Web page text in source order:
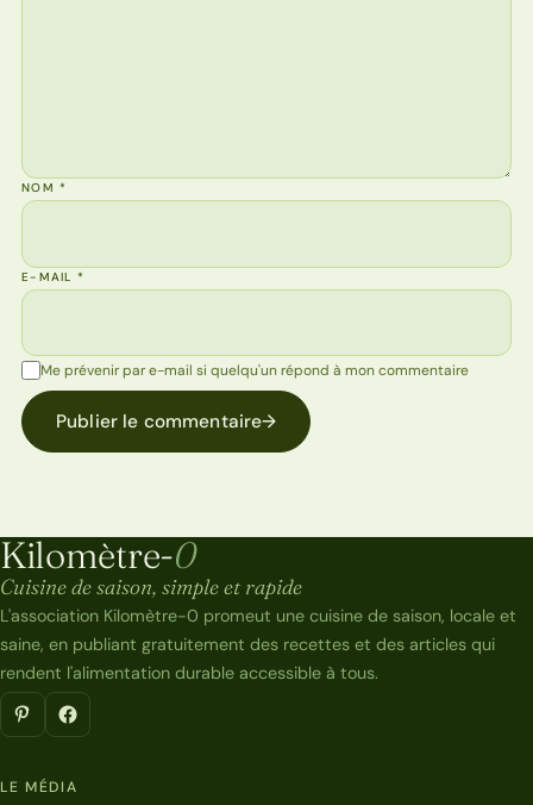
NOM*
E-MAIL*
Me prévenir par e-mail si quelqu'un répond à mon commentaire
Publier le commentaire→
Kilomètre-0
Kilomètre-0
Cuisine de saison, simple et rapide
L'association Kilomètre-0 promeut une cuisine de saison, locale et
saine, en publiant gratuitement des recettes et des articles qui
rendent l'alimentation durable accessible à tous.
LE MÉDIA